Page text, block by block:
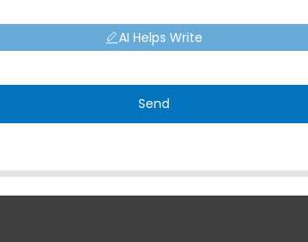
AI Helps Write
Send